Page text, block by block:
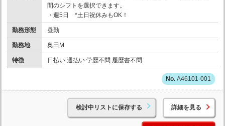
間のシフトを選択できます。
・週5日 *土日祝休みもOK！
勤務形態 昼勤
勤務地 奥田M
特徴 日払い 週払い 学歴不問 履歴書不問
A46101-001
検討中リストに保存する 詳細を見る